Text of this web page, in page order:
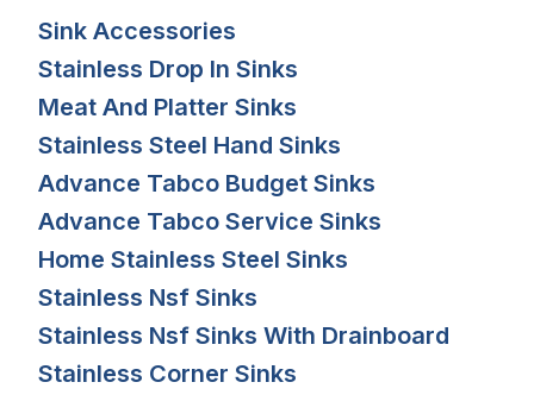
Sink Accessories
Stainless Drop In Sinks
Meat And Platter Sinks
Stainless Steel Hand Sinks
Advance Tabco Budget Sinks
Advance Tabco Service Sinks
Home Stainless Steel Sinks
Stainless Nsf Sinks
Stainless Nsf Sinks With Drainboard
Stainless Corner Sinks